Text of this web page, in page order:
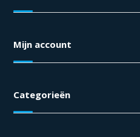
Mijn account
Categorieën